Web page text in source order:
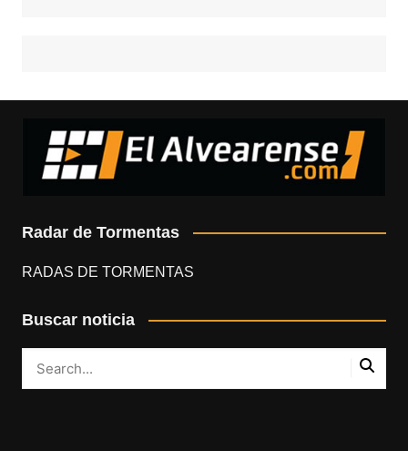
Radar de Tormentas
RADAS DE TORMENTAS
Buscar noticia